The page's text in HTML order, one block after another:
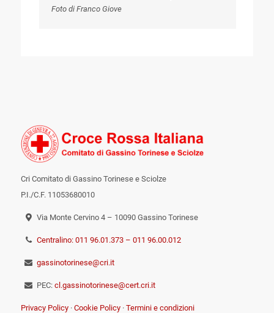
Foto di Franco Giove
Cri Comitato di Gassino Torinese e Sciolze
P.I./C.F. 11053680010
Via Monte Cervino 4 – 10090 Gassino Torinese
Centralino: 011 96.01.373 – 011 96.00.012
gassinotorinese@cri.it
PEC: cl.gassinotorinese@cert.cri.it
Privacy Policy· Cookie Policy· Termini e condizioni